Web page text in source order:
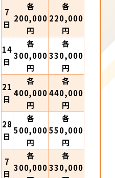
7
日
各
200,000
円
各
220,000
円
14
日
各
300,000
円
各
330,000
円
21
日
各
400,000
円
各
440,000
円
28
日
各
500,000
円
各
550,000
円
7
日
各
300,000
各
330,000